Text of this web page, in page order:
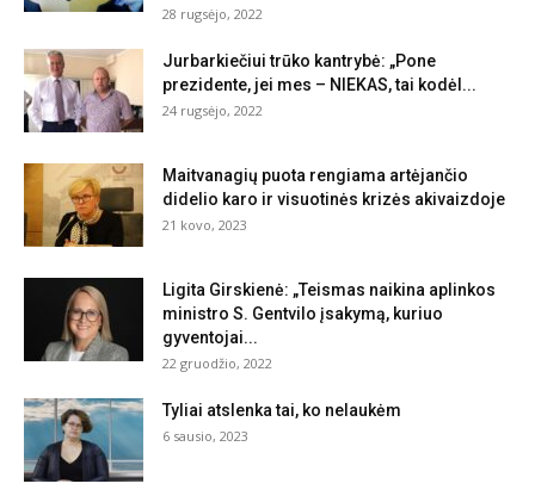
28 rugsėjo, 2022
Jurbarkiečiui trūko kantrybė: „Pone
prezidente, jei mes – NIEKAS, tai kodėl...
24 rugsėjo, 2022
Maitvanagių puota rengiama artėjančio
didelio karo ir visuotinės krizės akivaizdoje
21 kovo, 2023
Ligita Girskienė: „Teismas naikina aplinkos
ministro S. Gentvilo įsakymą, kuriuo
gyventojai...
22 gruodžio, 2022
Tyliai atslenka tai, ko nelaukėm
6 sausio, 2023